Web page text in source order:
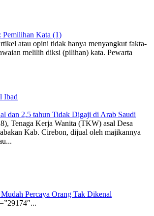
Pemilihan Kata (1)
atau opini tidak hanya menyangkut fakta-
melilih diksi (pilihan) kata. Pewarta
Ibad
dan 2,5 tahun Tidak Digaji di Arab Saudi
Tenaga Kerja Wanita (TKW) asal Desa
Kab. Cirebon, dijual oleh majikannya
Percaya Orang Tak Dikenal